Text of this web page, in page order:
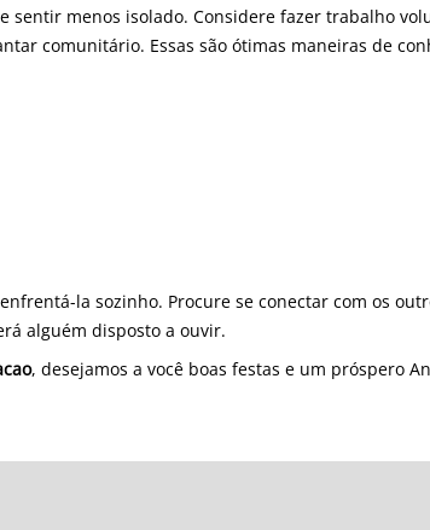
sentir menos isolado. Considere fazer trabalho
comunitário. Essas são ótimas maneiras de
la sozinho. Procure se conectar com os
alguém disposto a ouvir.
, desejamos a você boas festas e um próspero